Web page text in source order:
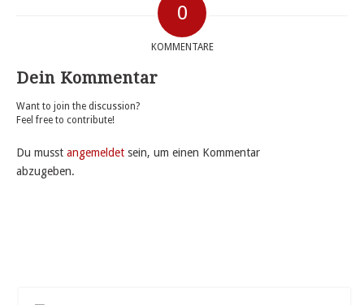
0
KOMMENTARE
Dein Kommentar
Want to join the discussion?
Feel free to contribute!
Du musst angemeldet sein, um einen Kommentar
abzugeben.